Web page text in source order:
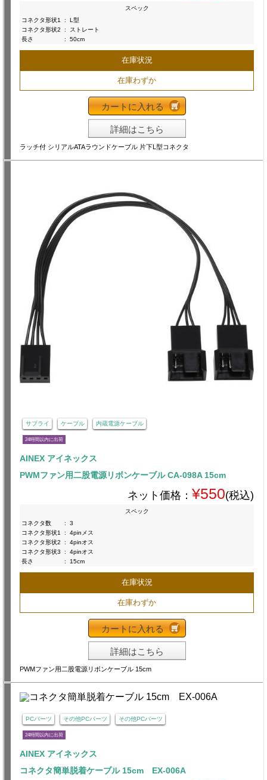
スペック
コネクタ形状1
:
L型
コネクタ形状2
:
ストレート
長さ
: 50cm
在庫状況
在庫わずか
カートに入れる
詳細はこちら
ラッチ付 シリアルATAラウンドケーブル 片下L型コネクタ
サプライ ケーブル 内蔵電源ケーブル
24時間以内に出荷
AINEX アイネックス
PWMファン用二股電源リボンケーブル CA-098A 15cm
ネット価格： ¥550(税込)
スペック
コネクタ数
:
3
コネクタ形状1
:
4pinメス
コネクタ形状2
:
4pinオス
コネクタ形状3
:
4pinオス
長さ
: 15cm
在庫状況
在庫わずか
カートに入れる
詳細はこちら
PWMファン用二股電源リボンケーブル 15cm
PCパーツ その他PCパーツ その他PCパーツ
24時間以内に出荷
AINEX アイネックス
コネクタ簡単脱着ケーブル 15cm EX-006A